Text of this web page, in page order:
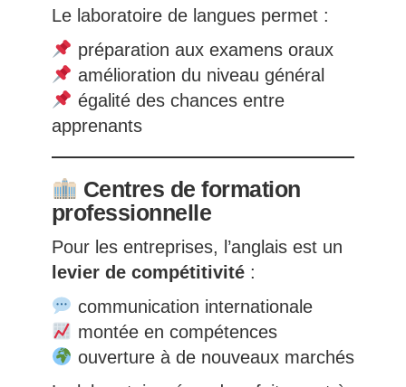
Le laboratoire de langues permet :
préparation aux examens oraux
amélioration du niveau général
égalité des chances entre
apprenants
Centres de formation
professionnelle
Pour les entreprises, l’anglais est un
levier de compétitivité:
communication internationale
montée en compétences
ouverture à de nouveaux marchés